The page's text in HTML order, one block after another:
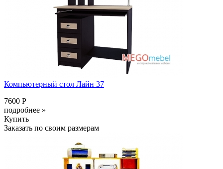
Компьютерный стол Лайн 37
7600 Р
подробнее »
Купить
Заказать по своим размерам